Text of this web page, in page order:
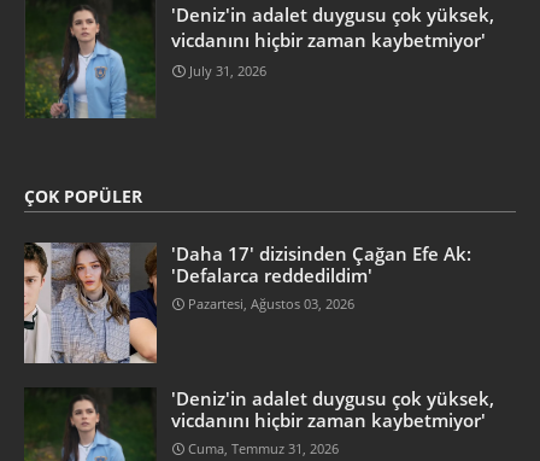
'Deniz'in adalet duygusu çok yüksek,
vicdanını hiçbir zaman kaybetmiyor'
July 31, 2026
ÇOK POPÜLER
'Daha 17' dizisinden Çağan Efe Ak:
'Defalarca reddedildim'
Pazartesi, Ağustos 03, 2026
'Deniz'in adalet duygusu çok yüksek,
vicdanını hiçbir zaman kaybetmiyor'
Cuma, Temmuz 31, 2026